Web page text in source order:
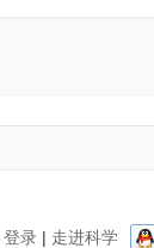
登录| 走进科学